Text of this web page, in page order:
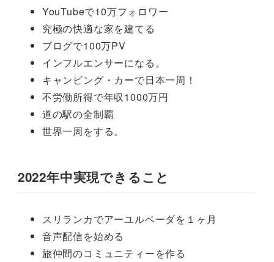
YouTubeで10万フォロワー
究極の快適な家を建てる
ブログで100万PV
インフルエンサーになる。
キャンビング・カーで日本一周！
不労働所得で年収1000万円
道の駅の全制覇
世界一周をする。
2022年中実現できること
スリランカでアーユルベーダを１ヶ月
音声配信を始める
旅仲間のコミュニティーを作る